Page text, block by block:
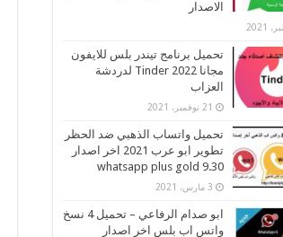
الاصدار
تحميل برنامج تيندر بلس للايفون
مجانا 2022 Tinder لدردشة
العزاب
21 نوفمبر، 2021
تحميل واتساب الذهبي ضد الحظر
تطوير ابو عرب 2021 اخر اصدار
whatsapp plus gold 9.30
3 مارس، 2021
ابو صدام الرفاعي – تحميل 4 نسخ
واتس اب بلس اخر اصدار